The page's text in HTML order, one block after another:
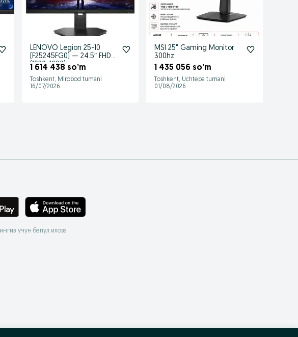
LENOVO Legion 25-10
(F25245FG0) — 24.5″ FHD
(1920×1080)
1 614 438 so’m
Toshkent, Mirobod tumani
16/07/2026
MSI 25" Gaming Monitor
300hz
1 435 056 so’m
Toshkent, Uchtepa tumani
01/08/2026
учун бепул илова